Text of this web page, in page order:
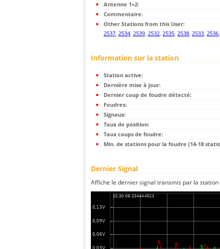
Antenne 1+2:
Commentaire:
Other Stations from this User:
2537, 2534, 2539, 2532, 2535, 2538, 2533, 2536
Information sur la station
Station active:
Dernière mise à jour:
Dernier coup de foudre détecté:
Foudres:
Signaux:
Taux de position:
Taux coups de foudre:
Min. de stations pour la foudre (14-18
Dernier Signal
Affiche le dernier signal transmis par la